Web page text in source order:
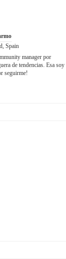
Spain
manager por
de tendencias. Esa soy
seguirme!